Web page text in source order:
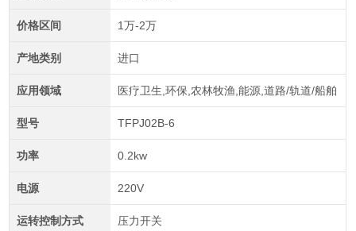
价格区间 1万-2万
产地类别 进口
应用领域 医疗卫生,环保,农林牧渔,能源,道路/轨道/船舶
型号 TFPJ02B-6
功率 0.2kw
电源 220V
运转控制方式 压力开关